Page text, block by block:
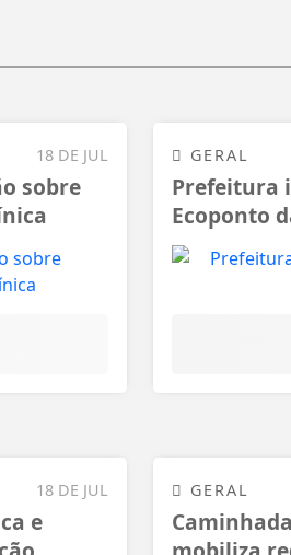
18 DE JUL
sobre
GERAL
Prefeitura
Ecoponto
18 DE JUL
e
GERAL